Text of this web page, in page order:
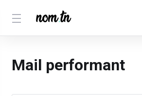
Mail performant